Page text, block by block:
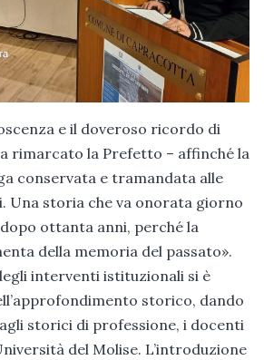
e il doveroso ricordo di
rimarcato la Prefetto – affinché la
conservata e tramandata alle
Una storia che va onorata giorno
ottanta anni, perché la
della memoria del passato».
interventi istituzionali si è
storico, dando
storici di professione, i docenti
del Molise. L’introduzione